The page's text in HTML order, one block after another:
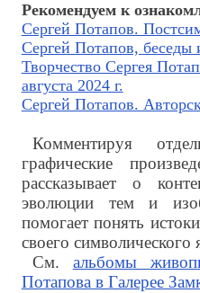
Рекомендуем к
Сергей Потапов.
Сергей Потапов, беседы
Творчество Сергея
августа 2024 г.
Сергей Потапов.
Комментируя
графические
рассказывает о
эволюции тем и
помогает понять
своего символического
См. альбомы
Потапова в Галерее